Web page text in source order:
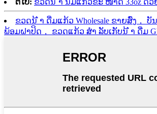
ຂວດນ້ ຳ ດື່ມແກ້ວ Wholesale ຂາຍສົ່ງ，
ພ້ອມຝາປິດ， ຂວດແກ້ວ ສຳ ລັບເກັບນ້ ຳ ດື່ມ